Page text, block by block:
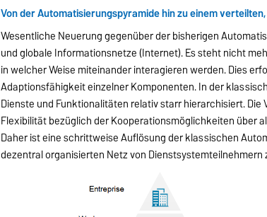
Von der Automatisierungspyramide hin zu einem
Wesentliche Neuerung gegenüber der bisherigen
und globale Informationsnetze (Internet). Es steht nicht
in welcher Weise miteinander interagieren werden. Dies
Adaptionsfähigkeit einzelner Komponenten. In der
Dienste und Funktionalitäten relativ starr hierarchisiert. Die
Flexibilität bezüglich der Kooperationsmöglichkeiten über
Daher ist eine schrittweise Auflösung der klassischen
dezentral organisierten Netz von Dienstsystemteilnehmern